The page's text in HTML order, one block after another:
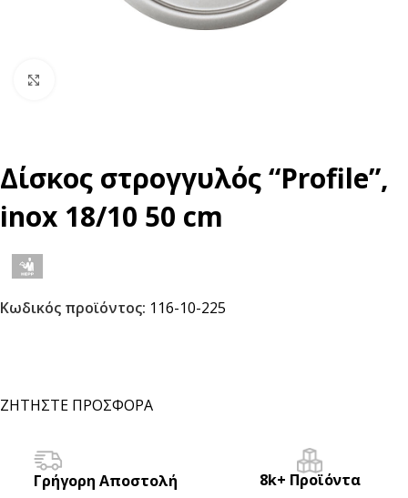
Δίσκος στρογγυλός “Profile”,
inox 18/10 50 cm
Κωδικός προϊόντος: 116-10-225
ΖΗΤΗΣΤΕ ΠΡΟΣΦΟΡΑ
Γρήγορη Αποστολή 8k+ Προϊόντα